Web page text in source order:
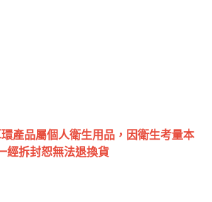
產品屬個人衛生用品，因衛生考量本
經拆封恕無法退換貨